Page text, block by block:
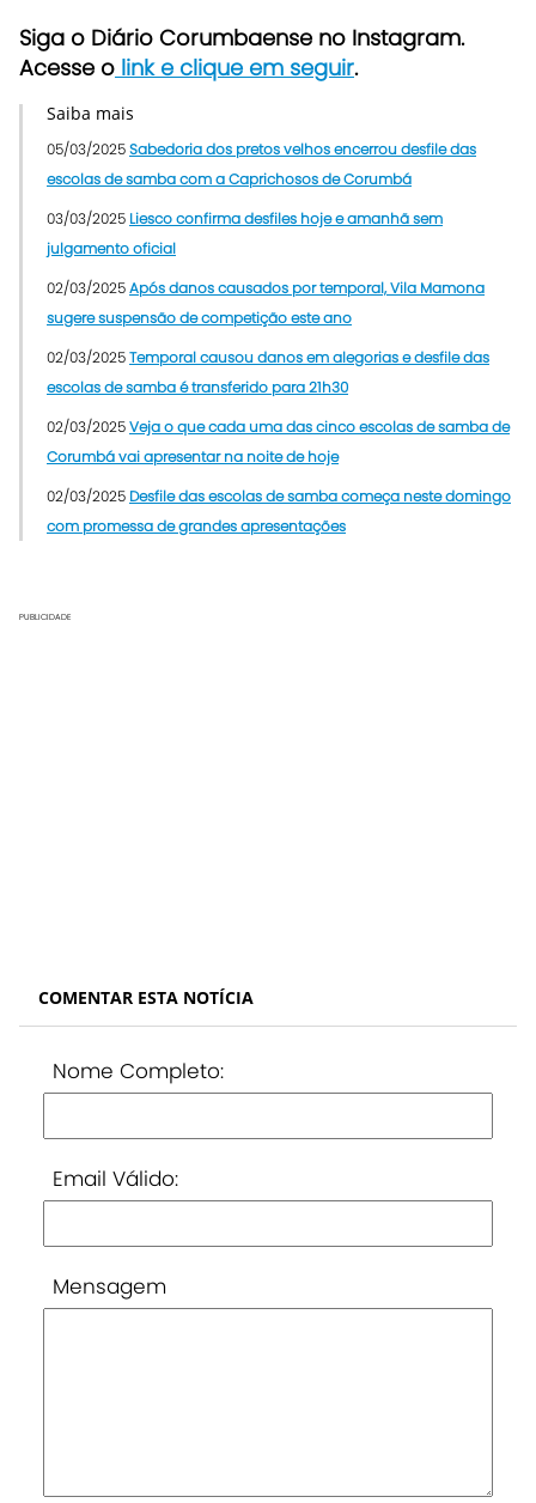
Siga o Diário Corumbaense no Instagram.
Acesse o link e clique em seguir.
Saiba mais
05/03/2025Sabedoria dos pretos velhos encerrou desfile das
escolas de samba com a Caprichosos de Corumbá
03/03/2025 Liesco confirma desfiles hoje e amanhã sem
julgamento oficial
02/03/2025Após danos causados por temporal, Vila Mamona
sugere suspensão de competição este ano
02/03/2025Temporal causou danos em alegorias e desfile das
escolas de samba é transferido para 21h30
02/03/2025Veja o que cada uma das cinco escolas de samba de
Corumbá vai apresentar na noite de hoje
02/03/2025 Desfile das escolas de samba começa neste domingo
com promessa de grandes apresentações
PUBLICIDADE
COMENTAR ESTA NOTÍCIA
Nome Completo:
Email Válido:
Mensagem